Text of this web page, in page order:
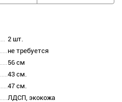
2 шт.
не требуется
56 см
43 см.
47 см.
ЛДСП, экокожа